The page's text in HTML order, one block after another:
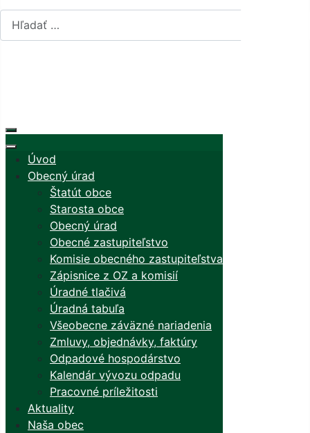
Úvod
Obecný úrad
Štatút obce
Starosta obce
Obecný úrad
Obecné zastupiteľstvo
Komisie obecného zastupiteľstva
Zápisnice z OZ a komisií
Úradné tlačivá
Úradná tabuľa
Všeobecne záväzné nariadenia
Zmluvy, objednávky, faktúry
Odpadové hospodárstvo
Kalendár vývozu odpadu
Pracovné príležitosti
Aktuality
Naša obec